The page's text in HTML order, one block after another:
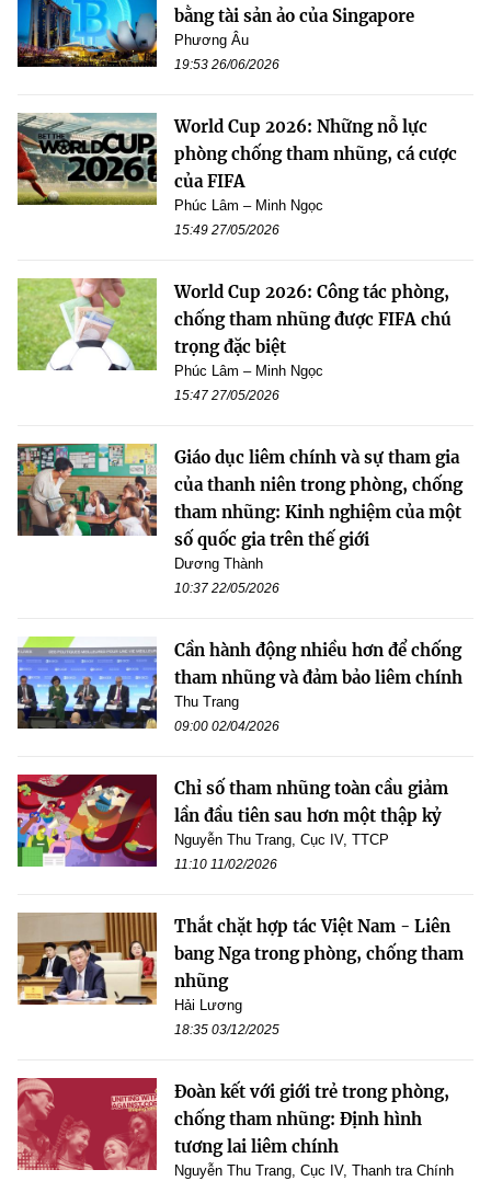
bằng tài sản ảo của Singapore
Phương Âu
19:53 26/06/2026
World Cup 2026: Những nỗ lực
phòng chống tham nhũng, cá cược
của FIFA
Phúc Lâm – Minh Ngọc
15:49 27/05/2026
World Cup 2026: Công tác phòng,
chống tham nhũng được FIFA chú
trọng đặc biệt
Phúc Lâm – Minh Ngọc
15:47 27/05/2026
Giáo dục liêm chính và sự tham gia
của thanh niên trong phòng, chống
tham nhũng: Kinh nghiệm của một
số quốc gia trên thế giới
Dương Thành
10:37 22/05/2026
Cần hành động nhiều hơn để chống
tham nhũng và đảm bảo liêm chính
Thu Trang
09:00 02/04/2026
Chỉ số tham nhũng toàn cầu giảm
lần đầu tiên sau hơn một thập kỷ
Nguyễn Thu Trang, Cục IV, TTCP
11:10 11/02/2026
Thắt chặt hợp tác Việt Nam - Liên
bang Nga trong phòng, chống tham
nhũng
Hải Lương
18:35 03/12/2025
Đoàn kết với giới trẻ trong phòng,
chống tham nhũng: Định hình
tương lai liêm chính
Nguyễn Thu Trang, Cục IV, Thanh tra Chính